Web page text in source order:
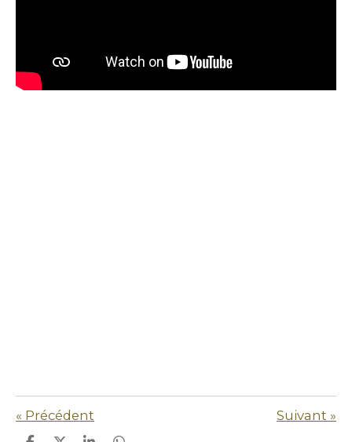
« Précédent Suivant »